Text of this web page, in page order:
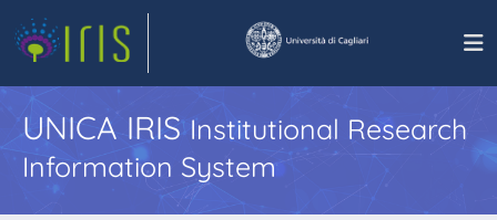
UNICA IRISInstitutional Research
Information System